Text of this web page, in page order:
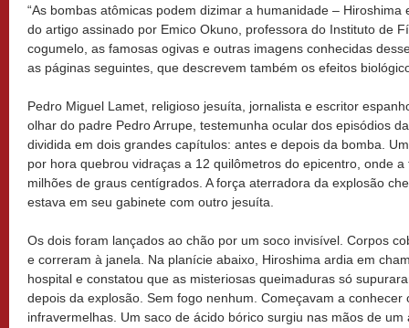
“As bombas atômicas podem dizimar a humanidade – Hiroshima
do artigo assinado por Emico Okuno, professora do Instituto de
cogumelo, as famosas ogivas e outras imagens conhecidas
as páginas seguintes, que descrevem também os efeitos
Pedro Miguel Lamet, religioso jesuíta, jornalista e escritor
olhar do padre Pedro Arrupe, testemunha ocular dos episódios
dividida em dois grandes capítulos: antes e depois da bomba.
por hora quebrou vidraças a 12 quilômetros do epicentro, onde
milhões de graus centígrados. A força aterradora da explosão
estava em seu gabinete com outro jesuíta.
Os dois foram lançados ao chão por um soco invisível. Corpos
e correram à janela. Na planície abaixo, Hiroshima ardia em
hospital e constatou que as misteriosas queimaduras só
depois da explosão. Sem fogo nenhum. Começavam a conhecer
infravermelhas. Um saco de ácido bórico surgiu nas mãos de